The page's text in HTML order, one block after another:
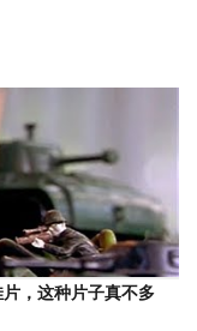
，这种片子真不多